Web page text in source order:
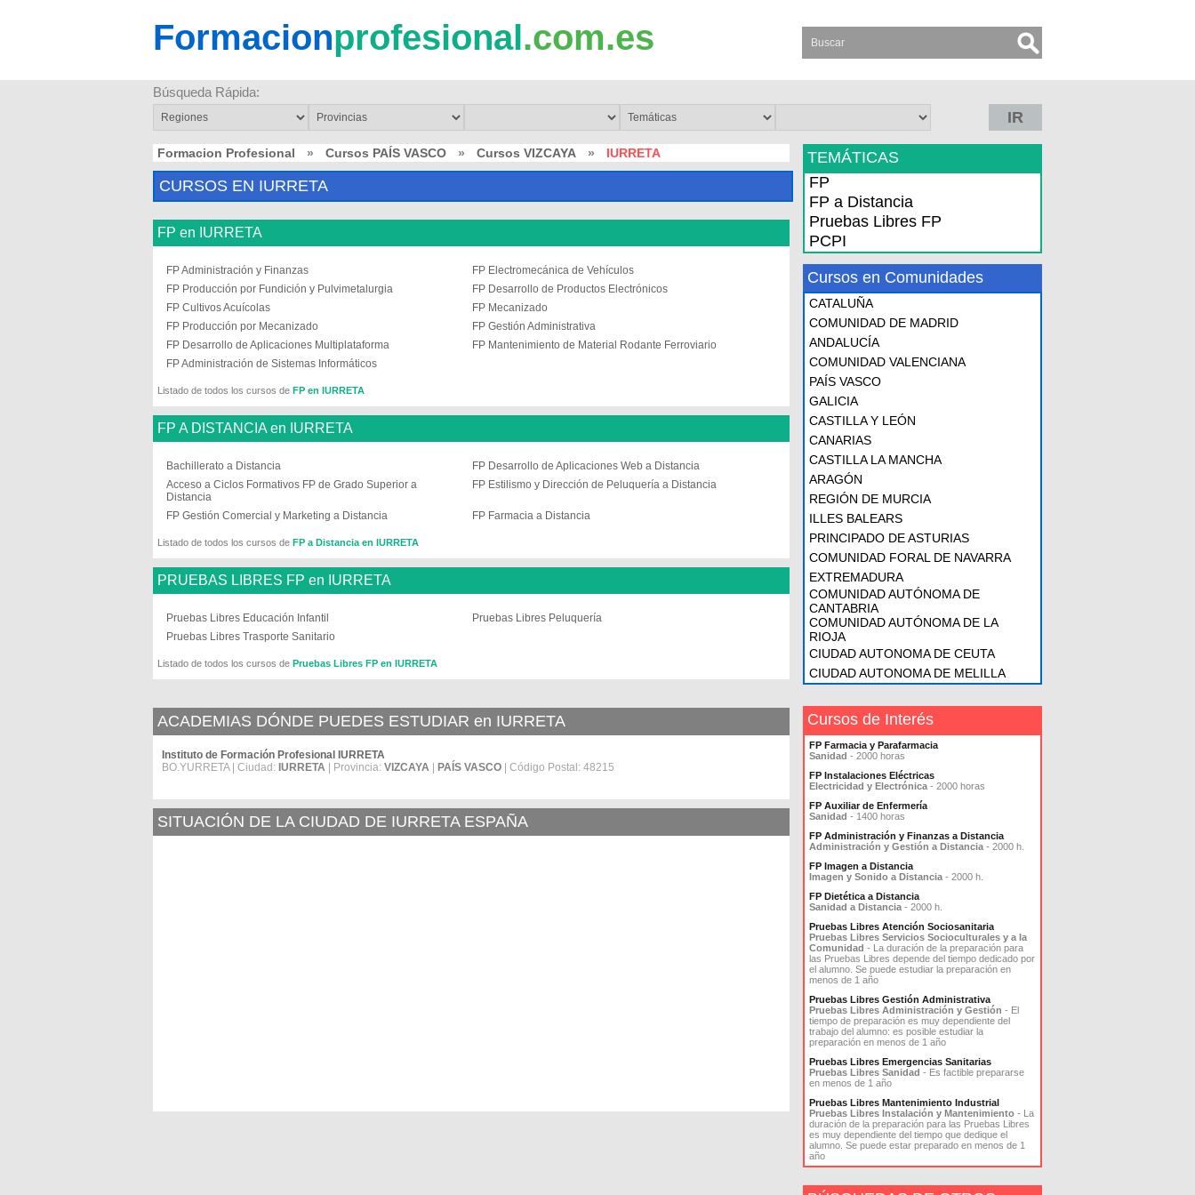
Formacionprofesional.com.es
Búsqueda Rápida:
IR
Formacion Profesional » Cursos PAÍS VASCO » Cursos VIZCAYA » IURRETA
CURSOS EN IURRETA
FP en IURRETA
FP Administración y Finanzas
FP Electromecánica de Vehículos
FP Producción por Fundición y Pulvimetalurgia
FP Desarrollo de Productos Electrónicos
FP Cultivos Acuícolas
FP Mecanizado
FP Producción por Mecanizado
FP Gestión Administrativa
FP Desarrollo de Aplicaciones Multiplataforma
FP Mantenimiento de Material Rodante Ferroviario
FP Administración de Sistemas Informáticos
Listado de todos los cursos de FP en IURRETA
FP A DISTANCIA en IURRETA
Bachillerato a Distancia
FP Desarrollo de Aplicaciones Web a Distancia
Acceso a Ciclos Formativos FP de Grado Superior a
Distancia
FP Estilismo y Dirección de Peluquería a Distancia
FP Gestión Comercial y Marketing a Distancia FP Farmacia a Distancia
Listado de todos los cursos de FP a Distancia en IURRETA
PRUEBAS LIBRES FP en IURRETA
Pruebas Libres Educación Infantil
Pruebas Libres Peluquería
Pruebas Libres Trasporte Sanitario
Listado de todos los cursos de Pruebas Libres FP en IURRETA
ACADEMIAS DÓNDE PUEDES ESTUDIAR en IURRETA
Instituto de Formación Profesional IURRETA
BO.YURRETA | Ciudad: IURRETA | Provincia: VIZCAYA PAÍS VASCO | Código Postal: 48215
SITUACIÓN DE LA CIUDAD DE IURRETA ESPAÑA
TEMÁTICAS
FP
FP a Distancia
Pruebas Libres FP
PCPI
Cursos en Comunidades
CATALUÑA
COMUNIDAD DE MADRID
ANDALUCÍA
COMUNIDAD VALENCIANA
PAÍS VASCO
GALICIA
CASTILLA Y LEÓN
CANARIAS
CASTILLA LA MANCHA
ARAGÓN
REGIÓN DE MURCIA
ILLES BALEARS
PRINCIPADO DE ASTURIAS
COMUNIDAD FORAL DE NAVARRA
EXTREMADURA
COMUNIDAD AUTÓNOMA DE
CANTABRIA
COMUNIDAD AUTÓNOMA DE LA
RIOJA
CIUDAD AUTONOMA DE CEUTA
CIUDAD AUTONOMA DE MELILLA
Cursos de Interés
FP Farmacia y Parafarmacia
Sanidad - 2000 horas
FP Instalaciones Eléctricas
Electricidad y Electrónica - 2000 horas
FP Auxiliar de Enfermería
Sanidad - 1400 horas
FP Administración y Finanzas a Distancia
Administración y Gestión a Distancia - 2000 h.
FP Imagen a Distancia
Imagen y Sonido a Distancia - 2000 h.
FP Dietética a Distancia
Sanidad a Distancia - 2000 h.
Pruebas Libres Atención Sociosanitaria
Pruebas Libres Servicios Socioculturales y a la
Comunidad - La duración de la preparación para
las Pruebas Libres depende del tiempo dedicado por
el alumno. Se puede estudiar la preparación en
menos de 1 año
Pruebas Libres Gestión Administrativa
Pruebas Libres Administración y Gestión - El
tiempo de preparación es muy dependiente del
trabajo del alumno: es posible estudiar la
preparación en menos de 1 año
Pruebas Libres Emergencias Sanitarias
Pruebas Libres Sanidad - Es factible prepararse
en menos de 1 año
Pruebas Libres Mantenimiento Industrial
Pruebas Libres Instalación y Mantenimiento - La
duración de la preparación para las Pruebas Libres
es muy dependiente del tiempo que dedique el
alumno. Se puede estar preparado en menos de 1
año